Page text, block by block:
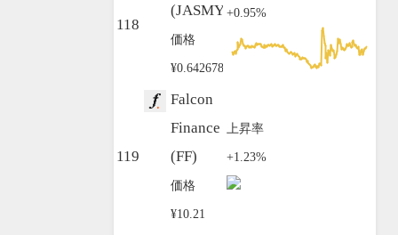
118
(JASMY)
価格
¥0.642678
+0.95%
119
Falcon
Finance
(FF)
価格
¥10.21
上昇率
+1.23%